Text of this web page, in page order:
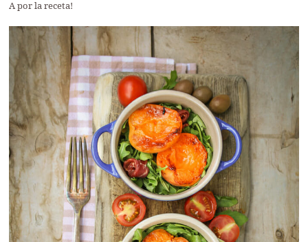
A por la receta!